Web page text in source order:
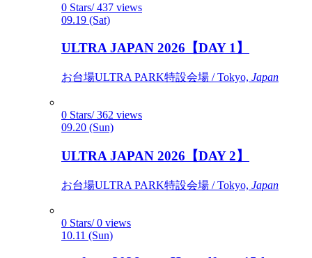
0 Stars/ 437 views
09.19 (Sat)
ULTRA JAPAN 2026【DAY 1】
お台場ULTRA PARK特設会場 / Tokyo, Japan
0 Stars/ 362 views
09.20 (Sun)
ULTRA JAPAN 2026【DAY 2】
お台場ULTRA PARK特設会場 / Tokyo, Japan
0 Stars/ 0 views
10.11 (Sun)